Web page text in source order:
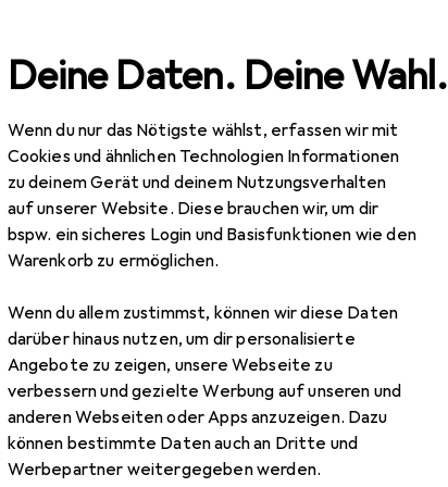
Deine Daten. Deine Wahl.
Wenn du nur das Nötigste wählst, erfassen wir mit
Cookies und ähnlichen Technologien Informationen
zu deinem Gerät und deinem Nutzungsverhalten
auf unserer Website. Diese brauchen wir, um dir
bspw. ein sicheres Login und Basisfunktionen wie den
Warenkorb zu ermöglichen.
Wenn du allem zustimmst, können wir diese Daten
darüber hinaus nutzen, um dir personalisierte
Angebote zu zeigen, unsere Webseite zu
verbessern und gezielte Werbung auf unseren und
anderen Webseiten oder Apps anzuzeigen. Dazu
können bestimmte Daten auch an Dritte und
Werbepartner weitergegeben werden.
Gesamtsortiment Mode Alles in Mode